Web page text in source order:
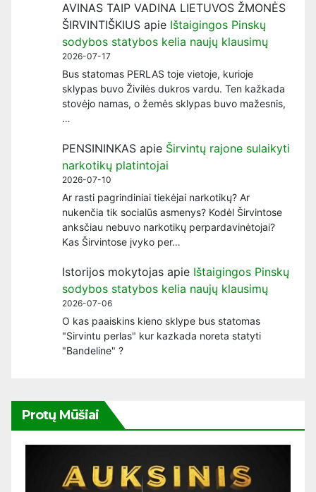
AVINAS TAIP VADINA LIETUVOS ŽMONĖS
ŠIRVINTIŠKIUS apie Ištaigingos Pinskų
sodybos statybos kelia naujų klausimų
2026-07-17
Bus statomas PERLAS toje vietoje, kurioje
sklypas buvo Živilės dukros vardu. Ten kažkada
stovėjo namas, o žemės sklypas buvo mažesnis,
…
PENSININKAS apie Širvintų rajone sulaikyti
narkotikų platintojai
2026-07-10
Ar rasti pagrindiniai tiekėjai narkotikų? Ar
nukenčia tik socialūs asmenys? Kodėl Širvintose
anksčiau nebuvo narkotikų perpardavinėtojai?
Kas Širvintose įvyko per…
Istorijos mokytojas apie Ištaigingos Pinskų
sodybos statybos kelia naujų klausimų
2026-07-06
O kas paaiskins kieno sklype bus statomas
"Sirvintu perlas" kur kazkada noreta statyti
"Bandeline" ?
Protų Mūšiai